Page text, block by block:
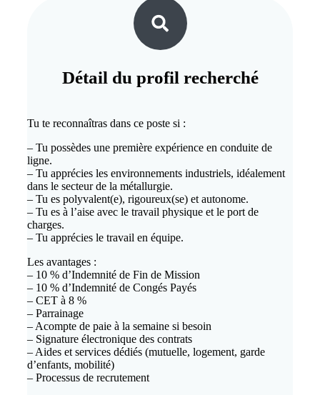
Détail du profil recherché
Tu te reconnaîtras dans ce poste si :
– Tu possèdes une première expérience en conduite de
ligne.
– Tu apprécies les environnements industriels, idéalement
dans le secteur de la métallurgie.
– Tu es polyvalent(e), rigoureux(se) et autonome.
– Tu es à l’aise avec le travail physique et le port de
charges.
– Tu apprécies le travail en équipe.
Les avantages :
– 10 % d’Indemnité de Fin de Mission
– 10 % d’Indemnité de Congés Payés
– CET à 8 %
– Parrainage
– Acompte de paie à la semaine si besoin
– Signature électronique des contrats
– Aides et services dédiés (mutuelle, logement, garde
d’enfants, mobilité)
– Processus de recrutement